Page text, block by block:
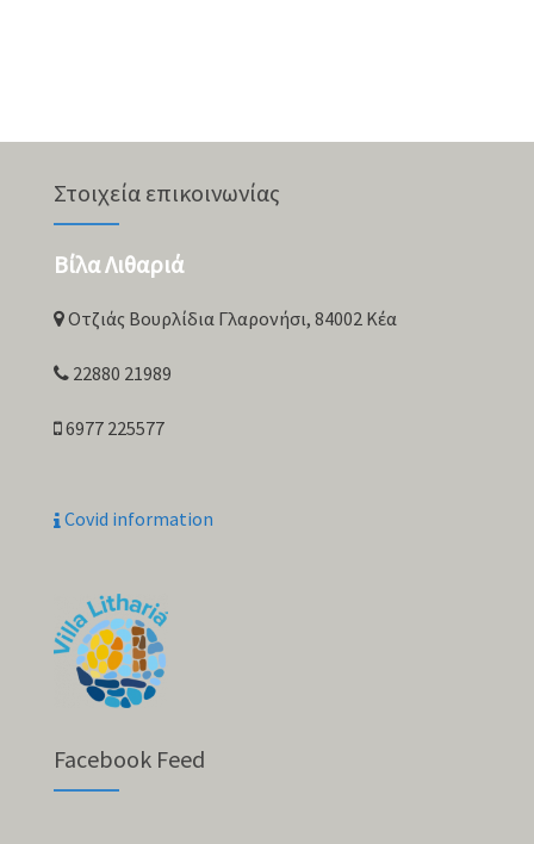
Στοιχεία επικοινωνίας
Βίλα Λιθαριά
Οτζιάς Βουρλίδια Γλαρονήσι, 84002 Κέα
22880 21989
6977 225577
Covid information
Facebook Feed